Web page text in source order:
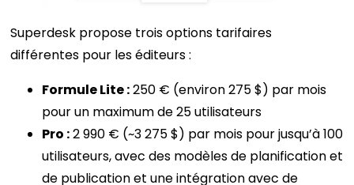
Superdesk propose trois options tarifaires
différentes pour les éditeurs :
Formule Lite :250 € (environ 275 $) par mois
pour un maximum de 25 utilisateurs
Pro :2 990 € (~3 275 $) par mois pour jusqu’à 100
utilisateurs, avec des modèles de planification et
de publication et une intégration avec de